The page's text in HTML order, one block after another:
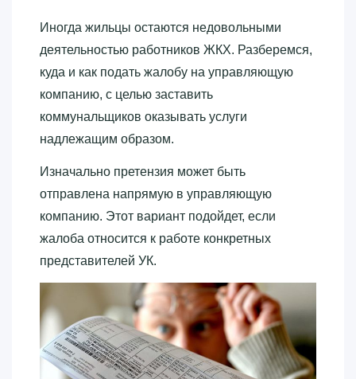
Иногда жильцы остаются недовольными
деятельностью работников ЖКХ. Разберемся,
куда и как подать жалобу на управляющую
компанию, с целью заставить
коммунальщиков оказывать услуги
надлежащим образом.
Изначально претензия может быть
отправлена напрямую в управляющую
компанию. Этот вариант подойдет, если
жалоба относится к работе конкретных
представителей УК.